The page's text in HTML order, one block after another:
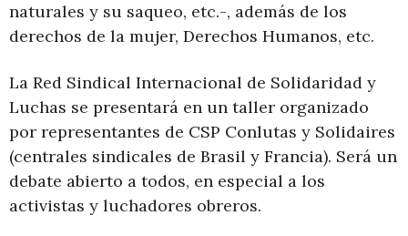
naturales y su saqueo, etc.-, además de los
derechos de la mujer, Derechos Humanos, etc.
La Red Sindical Internacional de Solidaridad y
Luchas se presentará en un taller organizado
por representantes de CSP Conlutas y Solidaires
(centrales sindicales de Brasil y Francia). Será un
debate abierto a todos, en especial a los
activistas y luchadores obreros.